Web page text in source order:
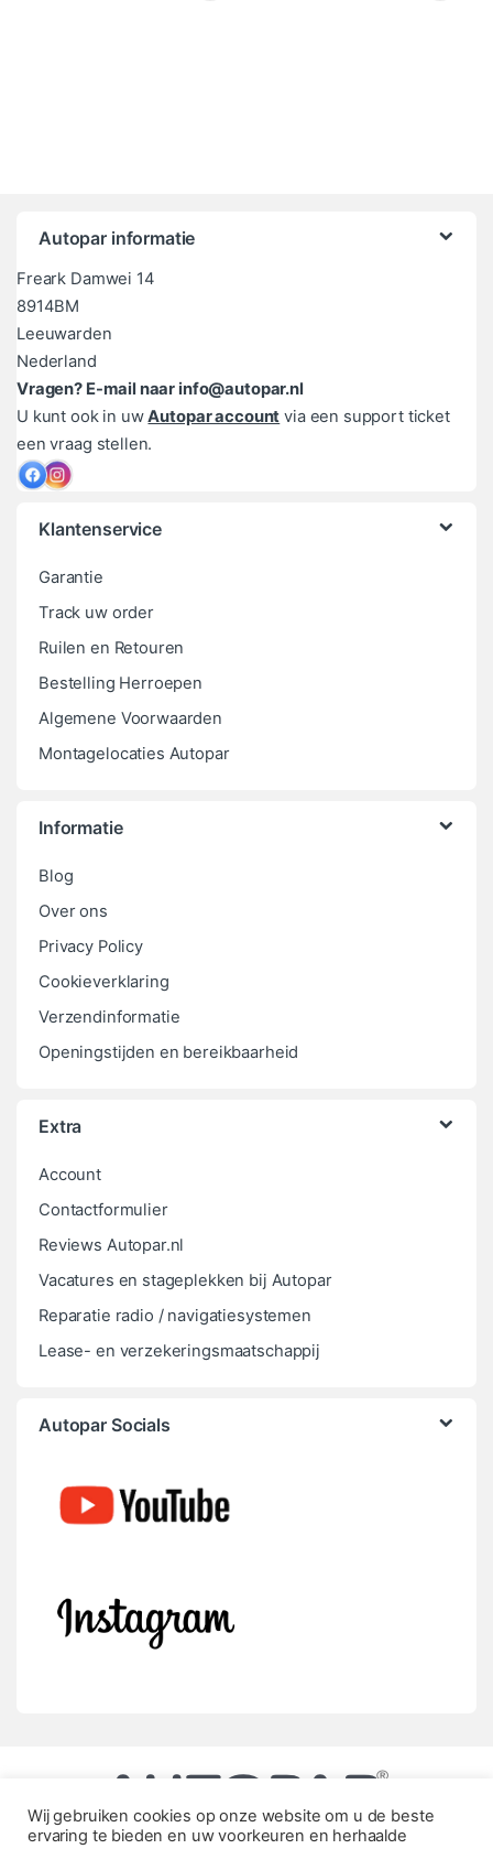
Autopar informatie
Freark Damwei 14
8914BM
Leeuwarden
Nederland
Vragen? E-mail naar info@autopar.nl
U kunt ook in uwAutopar account via een support ticket
een vraag stellen.
Klantenservice
Garantie
Track uw order
Ruilen en Retouren
Bestelling Herroepen
Algemene Voorwaarden
Montagelocaties Autopar
Informatie
Blog
Over ons
Privacy Policy
Cookieverklaring
Verzendinformatie
Openingstijden en bereikbaarheid
Extra
Account
Contactformulier
Reviews Autopar.nl
Vacatures en stageplekken bij Autopar
Reparatie radio / navigatiesystemen
Lease- en verzekeringsmaatschappij
Autopar Socials
Wij gebruiken cookies op onze website om u de beste
ervaring te bieden en uw voorkeuren en herhaalde